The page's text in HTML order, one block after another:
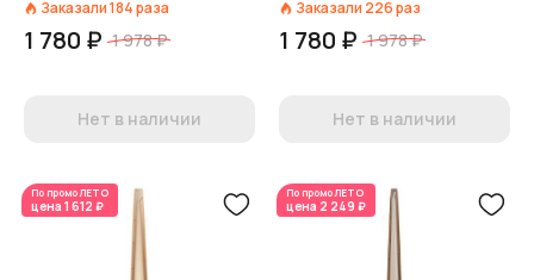
Заказали184раза
1 780 ₽ 1 978 ₽
Нет в наличии
Заказали 226раз
1 780 ₽ 1 978 ₽
Нет в наличии
По промоЛЕТО
цена 1 612 ₽
По промоЛЕТО
цена 2 249 ₽